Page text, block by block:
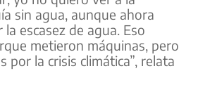
sin agua, aunque ahora
escasez de agua. Eso
metieron máquinas, pero
por la crisis climática”, relata